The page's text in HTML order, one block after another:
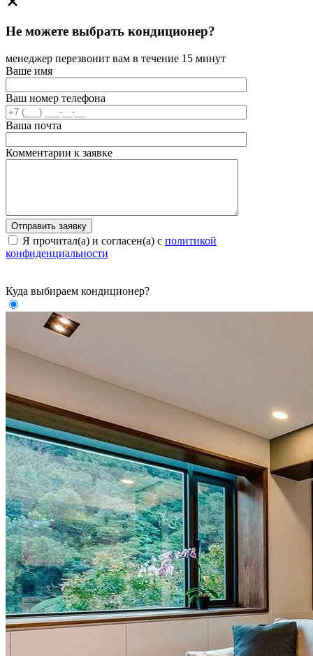
Не можете выбрать кондиционер?
менеджер перезвонит вам в течение 15 минут
Ваше имя
Ваш номер телефона
Ваша почта
Комментарии к заявке
Я прочитал(а) и согласен(а) с политикой
конфиденциальности
Куда выбираем кондиционер?